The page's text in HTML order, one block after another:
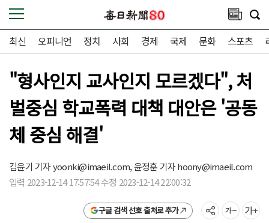
최신 오피니언 정치 사회 경제 국제 문화 스포츠
"형사인지 교사인지 모르겠다", 처
벌중심 학교폭력 대책 대안은 '공동
체 중심 해결'
김윤기 기자yoonki@imaeil.com,윤정훈 기자hoony@imaeil.com
입력 2023-12-14 17:57:54 수정 2023-12-14 22:00:32
구글 검색 선호 출처로 추가